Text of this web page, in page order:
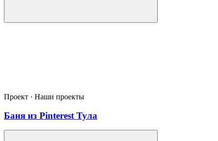
Проект · Наши проекты
Баня из Pinterest Тула